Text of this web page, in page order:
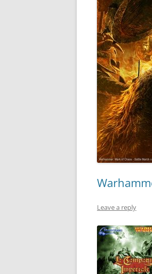
Leave a reply